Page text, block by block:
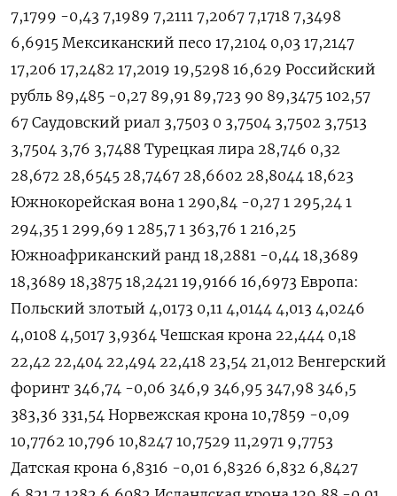
7,1799 -0,43 7,1989 7,2111 7,2067 7,1718 7,3498
6,6915 Мексиканский песо 17,2104 0,03 17,2147
17,206 17,2482 17,2019 19,5298 16,629 Российский
рубль 89,485 -0,27 89,91 89,723 90 89,3475 102,57
67 Саудовский риал 3,7503 0 3,7504 3,7502 3,7513
3,7504 3,76 3,7488 Турецкая лира 28,746 0,32
28,672 28,6545 28,7467 28,6602 28,8044 18,623
Южнокорейская вона 1 290,84 -0,27 1 295,24 1
294,35 1 299,69 1 285,7 1 363,76 1 216,25
Южноафриканский ранд 18,2881 -0,44 18,3689
18,3689 18,3875 18,2421 19,9166 16,6973 Европа:
Польский злотый 4,0173 0,11 4,0144 4,013 4,0246
4,0108 4,5017 3,9364 Чешская крона 22,444 0,18
22,42 22,404 22,494 22,418 23,54 21,012 Венгерский
форинт 346,74 -0,06 346,9 346,95 347,98 346,5
383,36 331,54 Норвежская крона 10,7859 -0,09
10,7762 10,796 10,8247 10,7529 11,2971 9,7753
Датская крона 6,8316 -0,01 6,8326 6,832 6,8427